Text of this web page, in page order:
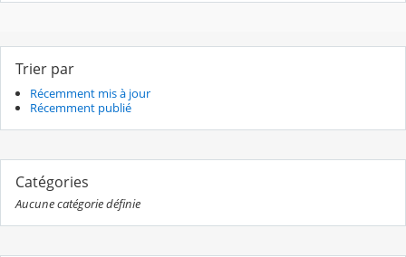
Trier par
Récemment mis à jour
Récemment publié
Catégories
Aucune catégorie définie